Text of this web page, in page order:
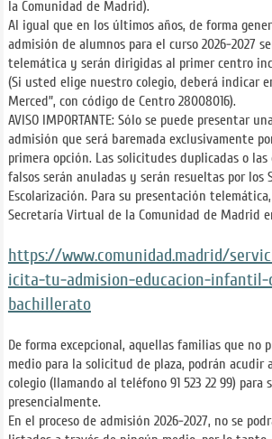
la Comunidad de Madrid).
Al igual que en los últimos años, de forma
admisión de alumnos para el curso 2026-2027
telemática y serán dirigidas al primer centro
(Si usted elige nuestro colegio, deberá indicar
Merced”, con código de Centro 28008016).
AVISO IMPORTANTE: Sólo se puede presentar
admisión que será baremada exclusivamente
primera opción. Las solicitudes duplicadas o
falsos serán anuladas y serán resueltas por los
Escolarización. Para su presentación
Secretaría Virtual de la Comunidad de Madrid
https://www.comunidad.madrid/
icita-tu-admision-educacion-
bachillerato
De forma excepcional, aquellas familias que no
medio para la solicitud de plaza, podrán acudir
colegio (llamando al teléfono 91 523 22 99) para
presencialmente.
En el proceso de admisión 2026-2027, no se